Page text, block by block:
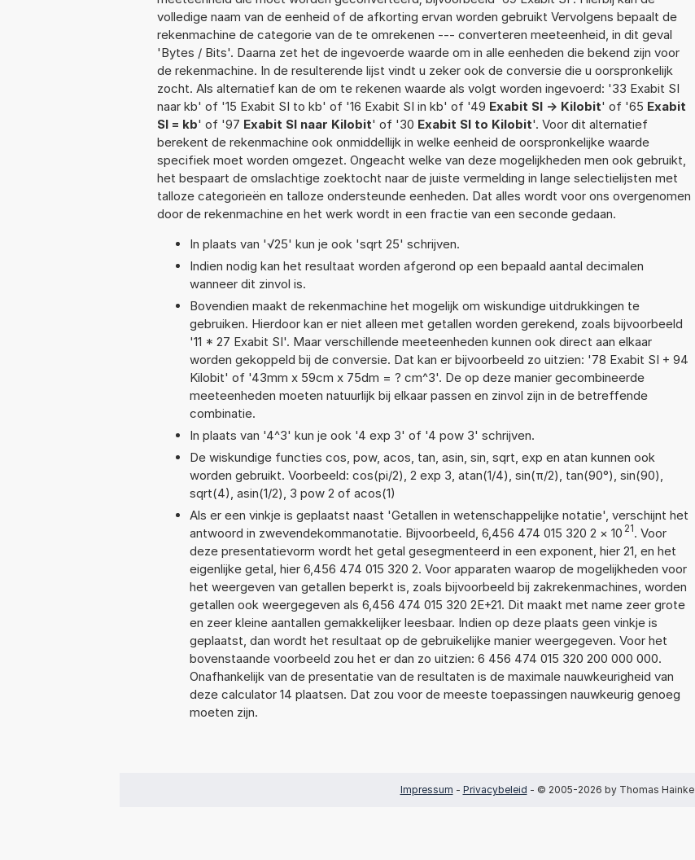
volledige naam van de eenheid of de afkorting ervan worden gebruikt Vervolgens bepaalt de
rekenmachine de categorie van de te omrekenen --- converteren meeteenheid, in dit geval
'Bytes / Bits'. Daarna zet het de ingevoerde waarde om in alle eenheden die bekend zijn voor
de rekenmachine. In de resulterende lijst vindt u zeker ook de conversie die u oorspronkelijk
zocht. Als alternatief kan de om te rekenen waarde als volgt worden ingevoerd: '33 Exabit SI
naar kb' of '15 Exabit SI to kb' of '16 Exabit SI in kb' of '49 Exabit SI -> Kilobit' of '65 Exabit
SI = kb' of '97 Exabit SI naar Kilobit' of '30 Exabit SI to Kilobit'. Voor dit alternatief
berekent de rekenmachine ook onmiddellijk in welke eenheid de oorspronkelijke waarde
specifiek moet worden omgezet. Ongeacht welke van deze mogelijkheden men ook gebruikt,
het bespaart de omslachtige zoektocht naar de juiste vermelding in lange selectielijsten met
talloze categorieën en talloze ondersteunde eenheden. Dat alles wordt voor ons overgenomen
door de rekenmachine en het werk wordt in een fractie van een seconde gedaan.
In plaats van '√25' kun je ook 'sqrt 25' schrijven.
Indien nodig kan het resultaat worden afgerond op een bepaald aantal decimalen
wanneer dit zinvol is.
Bovendien maakt de rekenmachine het mogelijk om wiskundige uitdrukkingen te
gebruiken. Hierdoor kan er niet alleen met getallen worden gerekend, zoals bijvoorbeeld
'11 * 27 Exabit SI'. Maar verschillende meeteenheden kunnen ook direct aan elkaar
worden gekoppeld bij de conversie. Dat kan er bijvoorbeeld zo uitzien: '78 Exabit SI + 94
Kilobit' of '43mm x 59cm x 75dm = ? cm^3'. De op deze manier gecombineerde
meeteenheden moeten natuurlijk bij elkaar passen en zinvol zijn in de betreffende
combinatie.
In plaats van '4^3' kun je ook '4 exp 3' of '4 pow 3' schrijven.
De wiskundige functies cos, pow, acos, tan, asin, sin, sqrt, exp en atan kunnen ook
worden gebruikt. Voorbeeld: cos(pi/2), 2 exp 3, atan(1/4), sin(π/2), tan(90°), sin(90),
sqrt(4), asin(1/2), 3 pow 2 of acos(1)
Als er een vinkje is geplaatst naast 'Getallen in wetenschappelijke notatie', verschijnt het
antwoord in zwevendekommanotatie. Bijvoorbeeld, 6,456 474 015 320 2 × 10 21. Voor
deze presentatievorm wordt het getal gesegmenteerd in een exponent, hier 21, en het
eigenlijke getal, hier 6,456 474 015 320 2. Voor apparaten waarop de mogelijkheden voor
het weergeven van getallen beperkt is, zoals bijvoorbeeld bij zakrekenmachines, worden
getallen ook weergegeven als 6,456 474 015 320 2E+21. Dit maakt met name zeer grote
en zeer kleine aantallen gemakkelijker leesbaar. Indien op deze plaats geen vinkje is
geplaatst, dan wordt het resultaat op de gebruikelijke manier weergegeven. Voor het
bovenstaande voorbeeld zou het er dan zo uitzien: 6 456 474 015 320 200 000 000.
Onafhankelijk van de presentatie van de resultaten is de maximale nauwkeurigheid van
deze calculator 14 plaatsen. Dat zou voor de meeste toepassingen nauwkeurig genoeg
moeten zijn.
Impressum - Privacybeleid - © 2005-2026 by Thomas Hainke